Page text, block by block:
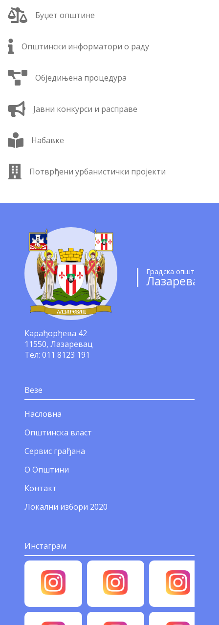
Буџет општине
Општински информатори о раду
Обједињена процедура
Јавни конкурси и расправе
Набавке
Потврђени урбанистички пројекти
Градска општина
Лазаревац
Карађорђева 42
11550, Лазаревац
Тел: 011 8123 191
Везе
Насловна
Општинска власт
Сервис грађана
О Општини
Контакт
Локални избори 2020
Инстаграм